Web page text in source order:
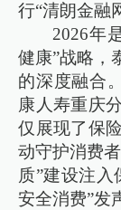
行“清朗金融
2026年
健康”战略，
的深度融合
康人寿重庆
仅展现了保
动守护消费
质”建设注
安全消费”发